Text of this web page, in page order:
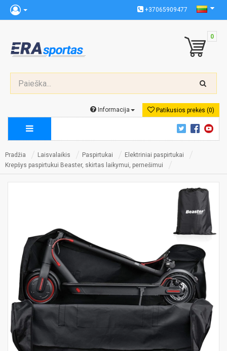
+37065909477
0
Patikusios prekės (0)
Informacija
Pradžia Laisvalaikis Paspirtukai
Elektriniai paspirtukai
Krepšys paspirtukui Beaster, skirtas laikymui, pernešimui